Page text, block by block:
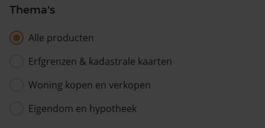
Thema's
Alle producten
Erfgrenzen & kadastrale kaarten
Woning kopen en verkopen
Eigendom en hypotheek